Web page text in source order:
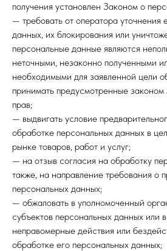
получения установлен Законом о
— требовать от оператора уточнения
данных, их блокирования или
персональные данные являются
неточными, незаконно полученными
необходимыми для заявленной цели
принимать предусмотренные
прав;
— выдвигать условие
обработке персональных данных в
рынке товаров, работ и услуг;
— на отзыв согласия на обработку
также, на направление требования о
персональных данных;
— обжаловать в уполномоченный
субъектов персональных данных или
неправомерные действия или
обработке его персональных данных;